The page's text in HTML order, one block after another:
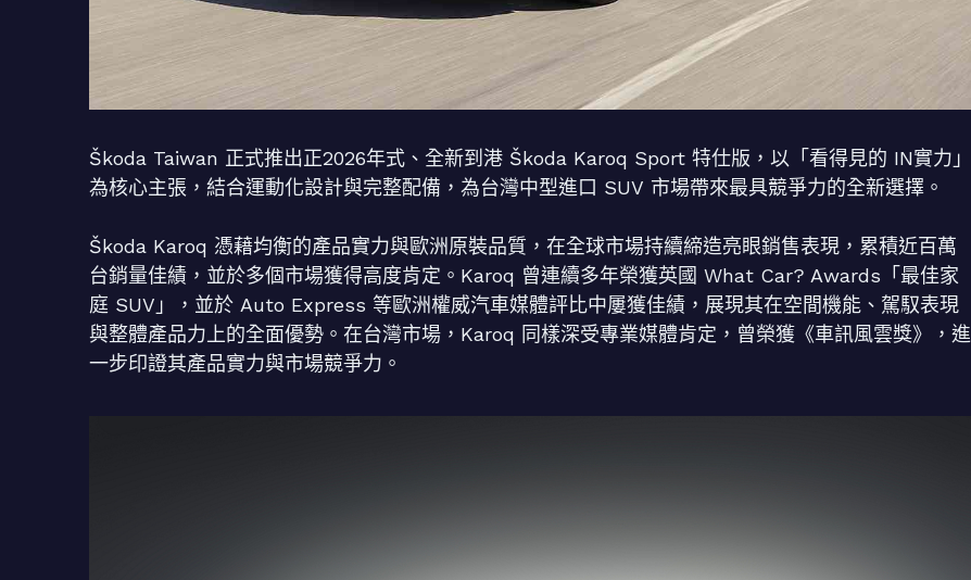
Škoda Taiwan 正式推出正2026年式、全新到港 Škoda Karoq Sport 特仕版，以「看得見的 IN實力」
為核心主張，結合運動化設計與完整配備，為台灣中型進口 SUV 市場帶來最具競爭力的全新選擇。
Škoda Karoq 憑藉均衡的產品實力與歐洲原裝品質，在全球市場持續締造亮眼銷售表現，累積近百萬
台銷量佳績，並於多個市場獲得高度肯定。Karoq 曾連續多年榮獲英國 What Car? Awards「最佳家
庭 SUV」，並於 Auto Express 等歐洲權威汽車媒體評比中屢獲佳績，展現其在空間機能、駕馭表現
與整體產品力上的全面優勢。在台灣市場，Karoq 同樣深受專業媒體肯定，曾榮獲《車訊風雲獎》，進
一步印證其產品實力與市場競爭力。